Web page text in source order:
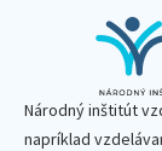
Národný inštitút
napríklad